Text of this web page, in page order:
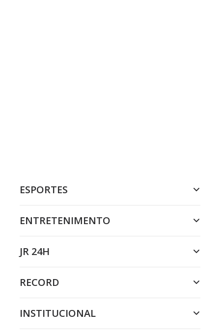
ESPORTES
ENTRETENIMENTO
JR 24H
RECORD
INSTITUCIONAL